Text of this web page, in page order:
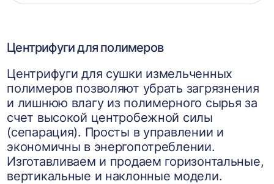
Центрифуги для полимеров
Центрифуги для сушки измельченных
полимеров позволяют убрать загрязнения
и лишнюю влагу из полимерного сырья за
счет высокой центробежной силы
(сепарация). Просты в управлении и
экономичны в энергопотреблении.
Изготавливаем и продаем горизонтальные,
вертикальные и наклонные модели.